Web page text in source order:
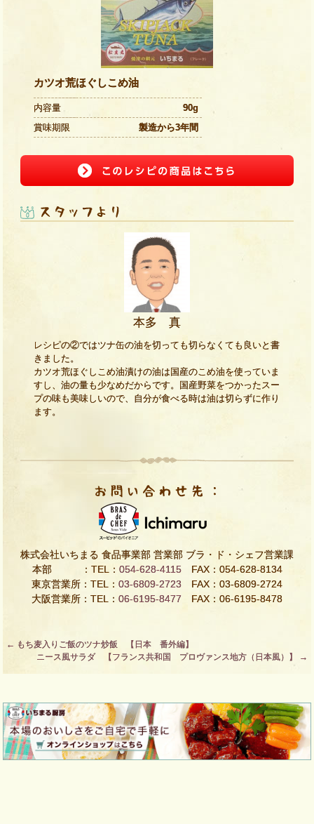
カツオ荒ほぐしこめ油
内容量
90g
賞味期限
製造から3年間
本多 真
レシピの②ではツナ缶の油を切っても切らなくても良いと書
きました。
カツオ荒ほぐしこめ油漬けの油は国産のこめ油を使っていま
すし、油の量も少なめだからです。国産野菜をつかったスー
プの味も美味しいので、自分が食べる時は油は切らずに作り
ます。
株式会社いちまる 食品事業部 営業部 ブラ・ド・シェフ営業課
本部 ：TEL： 054-628-4115FAX：054-628-8134
東京営業所：TEL： 03-6809-2723 FAX：03-6809-2724
大阪営業所：TEL： 06-6195-8477 FAX：06-6195-8478
Post
navigation
← もち麦入りご飯のツナ炒飯 【日本 番外編】
ニース風サラダ 【フランス共和国 プロヴァンス地方（日本風）】
→